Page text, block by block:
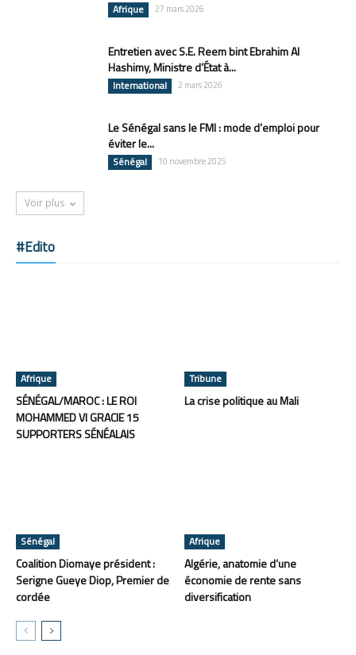
Afrique 27 mars 2026
Entretien avec S.E. Reem bint Ebrahim Al
Hashimy, Ministre d’État à...
International 2 mars 2026
Le Sénégal sans le FMI : mode d’emploi pour
éviter le...
Sénégal 10 novembre 2025
Voir plus
#Edito
Afrique
SÉNÉGAL/MAROC : LE ROI
MOHAMMED VI GRACIE 15
SUPPORTERS SÉNÉALAIS
Tribune
La crise politique au Mali
Sénégal
Coalition Diomaye président :
Serigne Gueye Diop, Premier de
cordée
Afrique
Algérie, anatomie d’une
économie de rente sans
diversification